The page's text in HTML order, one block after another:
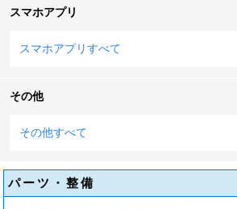
スマホアプリ
スマホアプリすべて
その他
その他すべて
パーツ・整備